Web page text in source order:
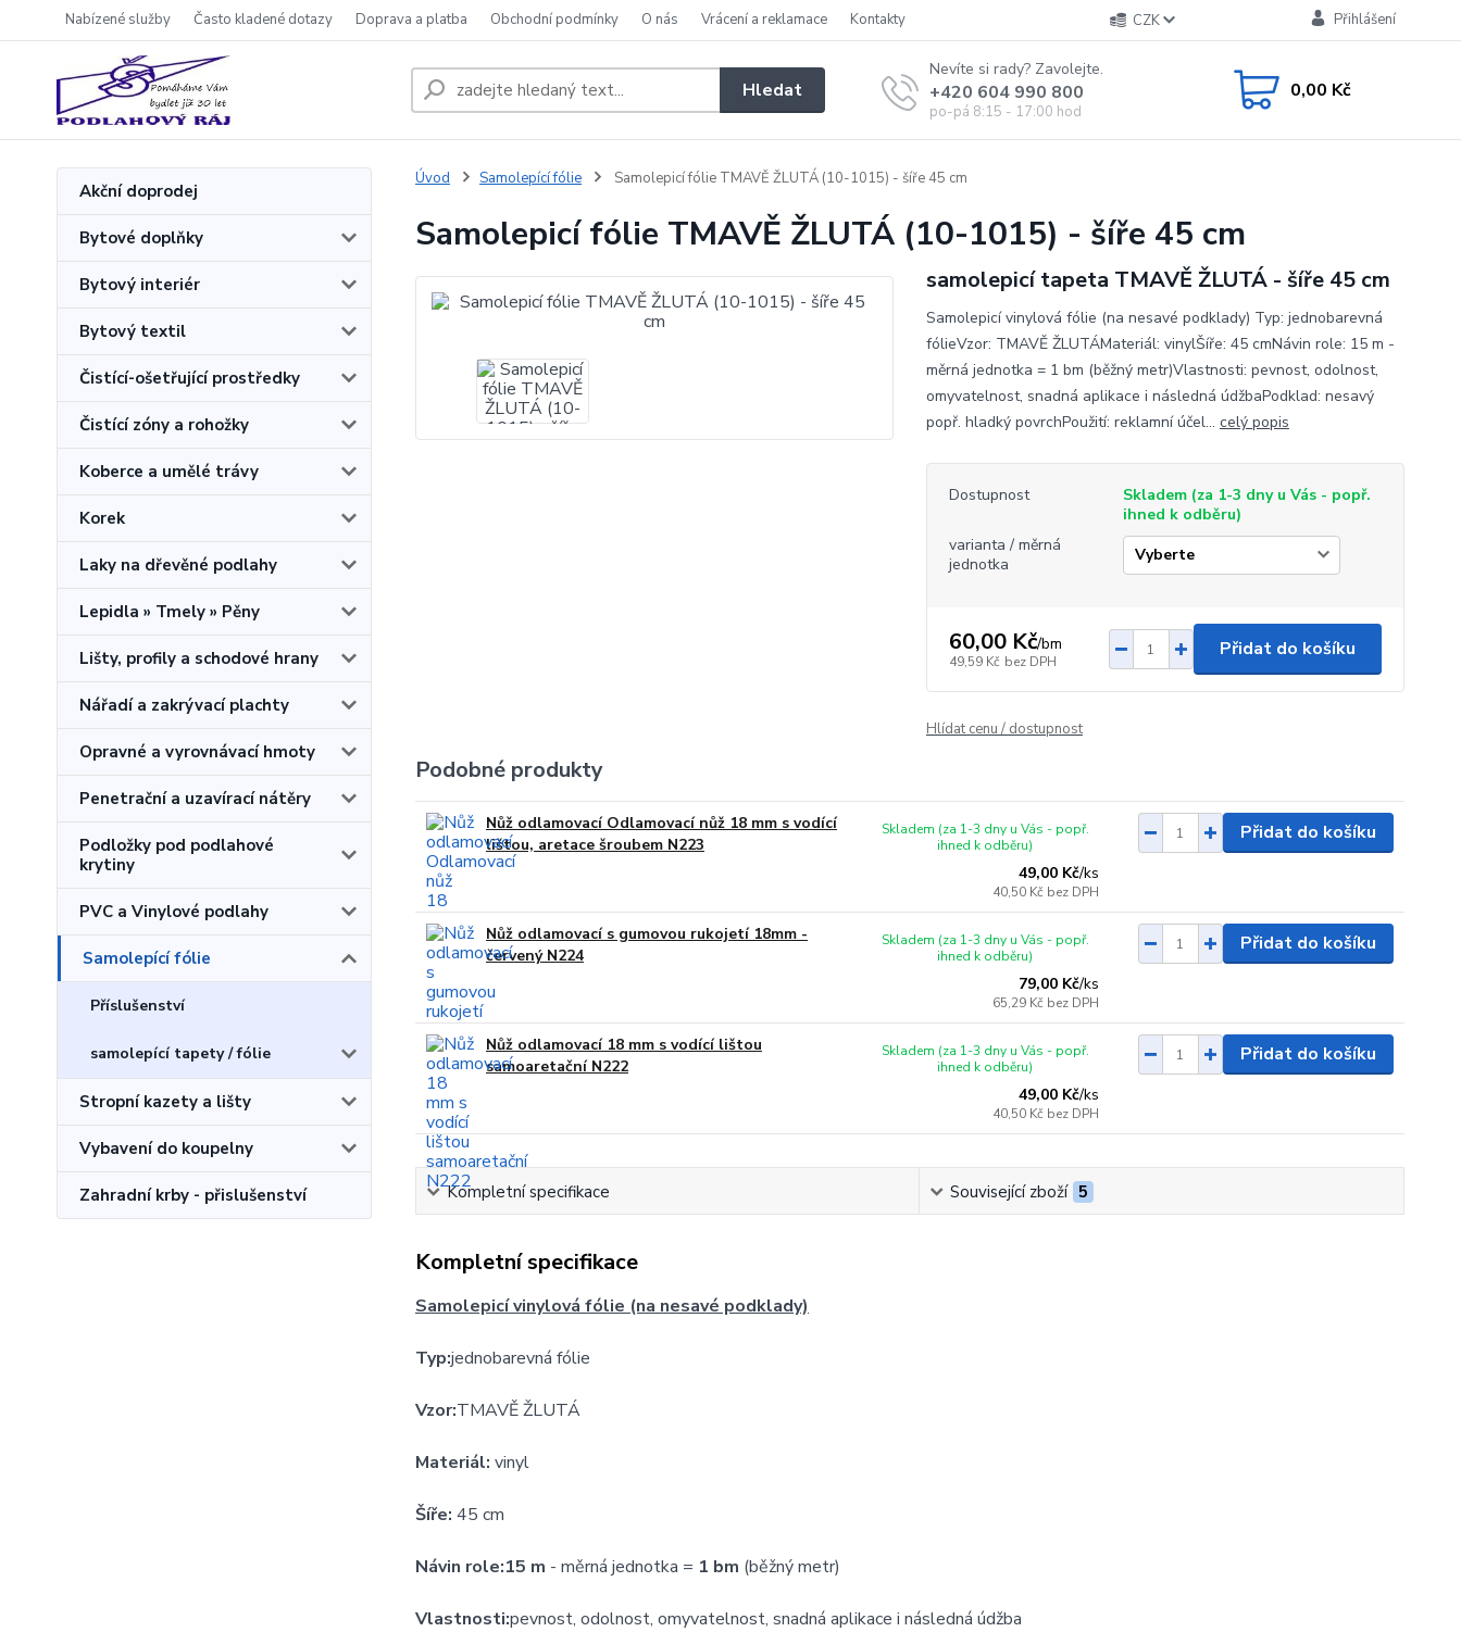
Nabízené služby Často kladené dotazy Doprava a platba Obchodní podmínky O nás Vrácení a reklamace Kontakty CZK Přihlášení
Hledat
Nevíte si rady? Zavolejte.
+420 604 990 800
po-pá 8:15 - 17:00 hod
0,00 Kč
Akční doprodej
Bytové doplňky
Bytový interiér
Bytový textil
Čistící-ošetřující prostředky
Čistící zóny a rohožky
Koberce a umělé trávy
Korek
Laky na dřevěné podlahy
Lepidla » Tmely » Pěny
Lišty, profily a schodové hrany
Nářadí a zakrývací plachty
Opravné a vyrovnávací hmoty
Penetrační a uzavírací nátěry
Podložky pod podlahové
krytiny
PVC a Vinylové podlahy
Samolepící fólie
Příslušenství
samolepící tapety / fólie
Stropní kazety a lišty
Vybavení do koupelny
Zahradní krby - přislušenství
Úvod Samolepící fólie Samolepicí fólie TMAVĚ ŽLUTÁ (10-1015) - šíře 45 cm
Samolepicí fólie TMAVĚ ŽLUTÁ (10-1015) - šíře 45 cm
samolepicí tapeta TMAVĚ ŽLUTÁ - šíře 45 cm
Samolepicí vinylová fólie (na nesavé podklady) Typ: jednobarevná
fólieVzor: TMAVĚ ŽLUTÁMateriál: vinylŠíře: 45 cmNávin role: 15 m -
měrná jednotka = 1 bm (běžný metr)Vlastnosti: pevnost, odolnost,
omyvatelnost, snadná aplikace i následná údžbaPodklad: nesavý
popř. hladký povrchPoužití: reklamní účel... celý popis
Dostupnost
Skladem (za 1-3 dny u Vás - popř.
ihned k odběru)
varianta / měrná
jednotka
60,00 Kč/bm
49,59 Kč bez DPH
Přidat do košíku
Hlídat cenu / dostupnost
Podobné produkty
Nůž odlamovací Odlamovací nůž 18 mm s vodící
lištou, aretace šroubem N223
49,00 Kč/ks
40,50 Kč bez DPH
Skladem (za 1-3 dny u Vás - popř.
ihned k odběru)
Přidat do košíku
Nůž odlamovací s gumovou rukojetí 18mm -
červený N224
79,00 Kč/ks
65,29 Kč bez DPH
Skladem (za 1-3 dny u Vás - popř.
ihned k odběru)
Přidat do košíku
Nůž odlamovací 18 mm s vodící lištou
samoaretační N222
49,00 Kč/ks
40,50 Kč bez DPH
Skladem (za 1-3 dny u Vás - popř.
ihned k odběru)
Přidat do košíku
Kompletní specifikace Související zboží 5
Kompletní specifikace
Samolepicí vinylová fólie (na nesavé podklady)
Typ:jednobarevná fólie
Vzor:TMAVĚ ŽLUTÁ
Materiál: vinyl
Šíře: 45 cm
Návin role:15 m - měrná jednotka = 1 bm (běžný metr)
Vlastnosti:pevnost, odolnost, omyvatelnost, snadná aplikace i následná údžba